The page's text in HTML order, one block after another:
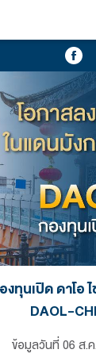
งทุนเปิด ดาโอ
DAOL-
ข้อมูลวันที่ 06 ส.